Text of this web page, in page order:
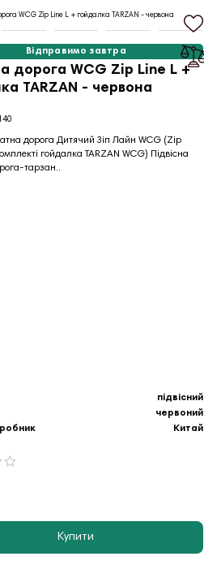
Відправимо завтра
дорога WCG Zip Line L +
TARZAN - червона
дорога Дитячий Зіп Лайн WCG (Zip
гойдалка TARZAN WCG) Підвісна
тарзан..
підвісний
червоний
Китай
Купити